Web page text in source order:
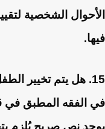
الأحوال الشخصية
فيها.
15. هل يتم تخيير الطفل بين والديه عند بلوغه سناً معينة؟
في الفقه المطبق في
يوجد نص صريح يُلزم